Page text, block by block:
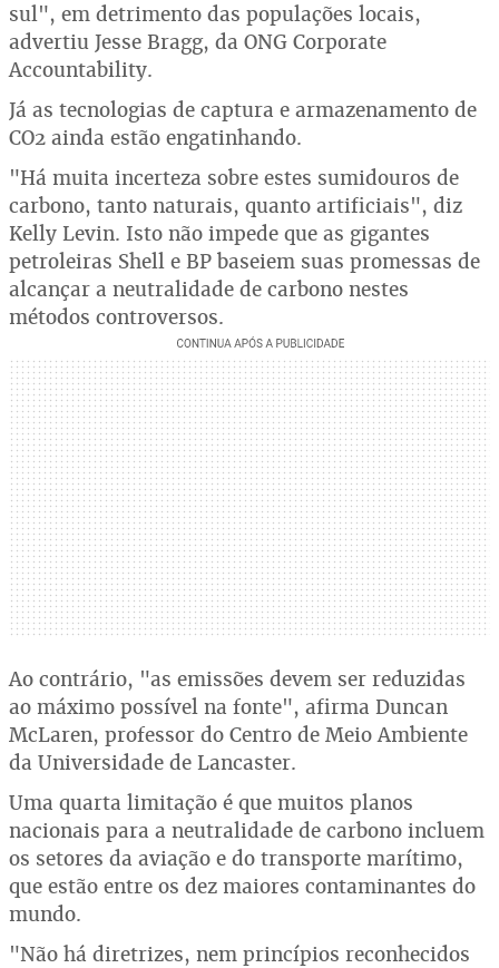
sul", em detrimento das populações locais,
advertiu Jesse Bragg, da ONG Corporate
Accountability.
Já as tecnologias de captura e armazenamento de
CO2 ainda estão engatinhando.
"Há muita incerteza sobre estes sumidouros de
carbono, tanto naturais, quanto artificiais", diz
Kelly Levin. Isto não impede que as gigantes
petroleiras Shell e BP baseiem suas promessas de
alcançar a neutralidade de carbono nestes
métodos controversos.
Ao contrário, "as emissões devem ser reduzidas
ao máximo possível na fonte", afirma Duncan
McLaren, professor do Centro de Meio Ambiente
da Universidade de Lancaster.
Uma quarta limitação é que muitos planos
nacionais para a neutralidade de carbono incluem
os setores da aviação e do transporte marítimo,
que estão entre os dez maiores contaminantes do
mundo.
"Não há diretrizes, nem princípios reconhecidos